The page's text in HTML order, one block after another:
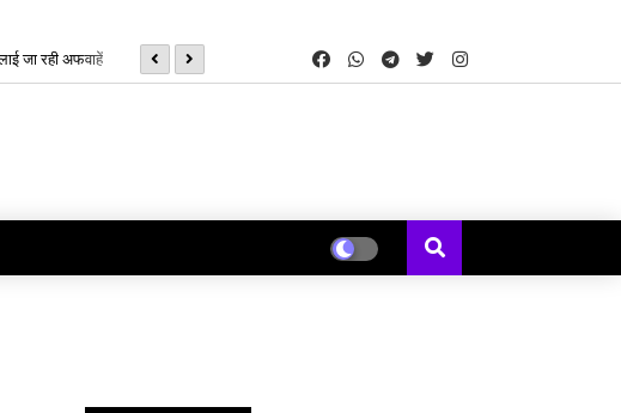
विशेष काउंटर
मुख्यमंत्री विष्णु देव साय की अध्यक्षता में महानदी भवन में आयोजित कैबिनेट